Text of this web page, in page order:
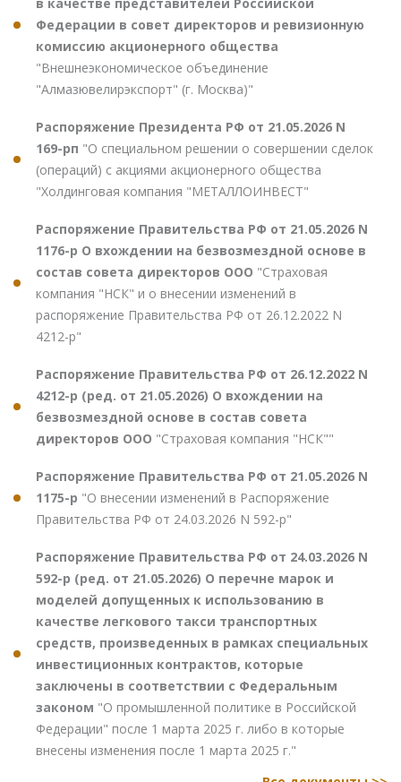
Федерации в совет директоров и ревизионную
комиссию акционерного общества
"Внешнеэкономическое объединение
"Алмазювелирэкспорт" (г. Москва)"
Распоряжение Президента РФ от 21.05.2026 N
169-рп "О специальном решении о совершении сделок
(операций) с акциями акционерного общества
"Холдинговая компания "МЕТАЛЛОИНВЕСТ"
Распоряжение Правительства РФ от 21.05.2026 N
1176-р О вхождении на безвозмездной основе в
состав совета директоров ООО "Страховая
компания "НСК" и о внесении изменений в
распоряжение Правительства РФ от 26.12.2022 N
4212-р"
Распоряжение Правительства РФ от 26.12.2022 N
4212-р (ред. от 21.05.2026) О вхождении на
безвозмездной основе в состав совета
директоров ООО "Страховая компания "НСК""
Распоряжение Правительства РФ от 21.05.2026 N
1175-р "О внесении изменений в Распоряжение
Правительства РФ от 24.03.2026 N 592-р"
Распоряжение Правительства РФ от 24.03.2026 N
592-р (ред. от 21.05.2026) О перечне марок и
моделей допущенных к использованию в
качестве легкового такси транспортных
средств, произведенных в рамках специальных
инвестиционных контрактов, которые
заключены в соответствии с Федеральным
законом "О промышленной политике в Российской
Федерации" после 1 марта 2025 г. либо в которые
внесены изменения после 1 марта 2025 г."